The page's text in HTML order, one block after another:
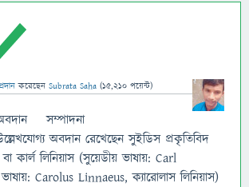
করেছেন Subrata Saha (15,210 পয়েন্ট)
অবদান সম্পাদনা
উল্লেখযোগ্য অবদান রেখেছেন সুইডিস প্রকৃতিবিদ
বা কার্ল লিনিয়াস (সুয়েডীয় ভাষায়: Carl
Carolus Linnaeus, ক্যারোলাস লিনিয়াস)